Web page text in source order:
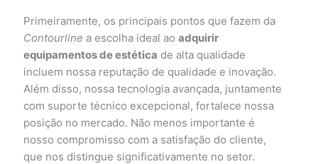
Primeiramente, os principais pontos que fazem da
Contourline a escolha ideal aoadquirir
equipamentos de estética de alta qualidade
incluem nossa reputação de qualidade e inovação.
Além disso, nossa tecnologia avançada, juntamente
com suporte técnico excepcional, fortalece nossa
posição no mercado. Não menos importante é
nosso compromisso com a satisfação do cliente,
que nos distingue significativamente no setor.